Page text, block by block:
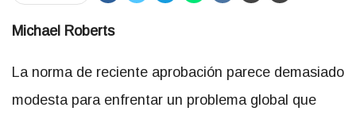
Michael Roberts
La norma de reciente aprobación parece demasiado
modesta para enfrentar un problema global que